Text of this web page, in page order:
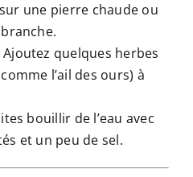
une pierre chaude ou
Ajoutez quelques herbes
l’ail des ours) à
bouillir de l’eau avec
et un peu de sel.